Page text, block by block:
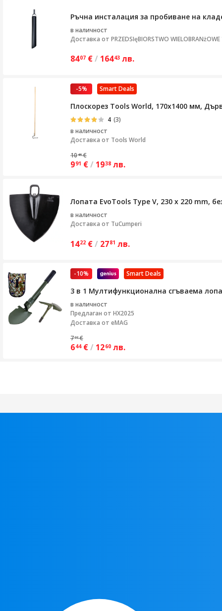
Ръчна инсталация за пробиване на
в наличност
Доставка от PRZEDSIęBIORSTWO
8407 €/ 16443 лв.
Smart Deals
-5%
Плоскорез Tools World, 170х1400 мм,
4 (3)
в наличност
Доставка от Tools World
1046 €
991 €/ 1938 лв.
Лопата EvoTools Type V, 230 x 220 mm,
в наличност
Доставка от TuCumperi
1422 €/ 2781 лв.
Smart Deals
-10%
3 в 1 Мултифункционална сгъваема
в наличност
Предлаган от HX2025
Доставка от eMAG
722 €
644 €/ 1260 лв.